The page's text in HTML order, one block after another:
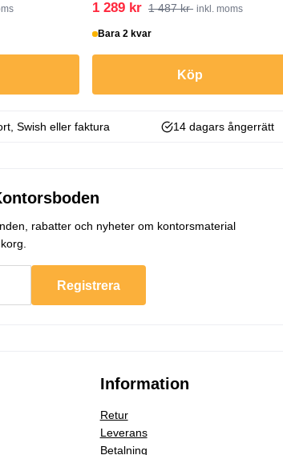
1 289 kr 1 487 kr inkl. moms
Bara 2 kvar
Köp
Swish eller faktura 14 dagars ångerrätt
rabatter och nyheter om kontorsmaterial
Registrera
Information
Retur
Leverans
Betalning